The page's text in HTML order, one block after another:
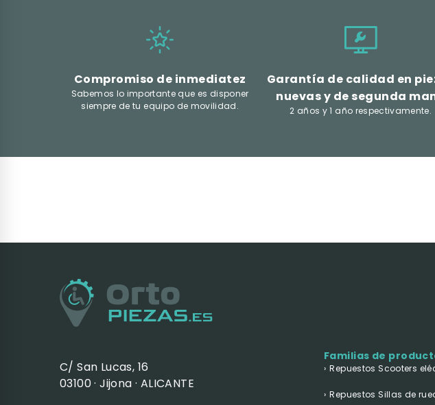
Compromiso de inmediatez
Sabemos lo importante que es disponer
siempre de tu equipo de movilidad.
Garantía de calidad en
nuevas y de segunda
2 años y 1 año respectivamente.
C/ San Lucas, 16
03100 · Jijona · ALICANTE
Familias de
Repuestos Scooters
Repuestos Sillas de